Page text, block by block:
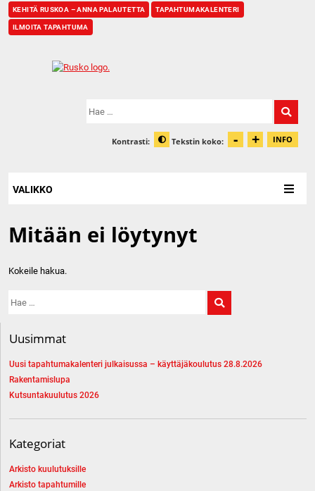
KEHITÄ RUSKOA – ANNA PALAUTETTA TAPAHTUMAKALENTERI
ILMOITA TAPAHTUMA
Hae:
Kontrasti: Muuta kontrastia
Tekstin koko: - + INFO
VALIKKO
Mitään ei löytynyt
Kokeile hakua.
Hae:
Uusimmat
Uusi tapahtumakalenteri julkaisussa – käyttäjäkoulutus 28.8.2026
Rakentamislupa
Kutsuntakuulutus 2026
Kategoriat
Arkisto kuulutuksille
Arkisto tapahtumille